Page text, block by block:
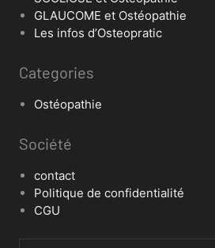
GLAUCOME et Ostéopathie
Les infos d’Osteopratic
Categories
Ostéopathie
Société
contact
Politique de confidentialité
CGU